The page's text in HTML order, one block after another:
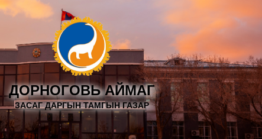
ДОРНОГОВЬ АЙМАГ
ЗАСАГ ДАРГЫН ТАМГЫН ГАЗАР